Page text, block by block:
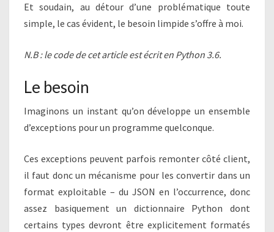
Et soudain, au détour d’une problématique toute
simple, le cas évident, le besoin limpide s’offre à moi.
N.B : le code de cet article est écrit en Python 3.6.
Le besoin
Imaginons un instant qu’on développe un ensemble
d’exceptions pour un programme quelconque.
Ces exceptions peuvent parfois remonter côté client,
il faut donc un mécanisme pour les convertir dans un
format exploitable – du JSON en l’occurrence, donc
assez basiquement un dictionnaire Python dont
certains types devront être explicitement formatés